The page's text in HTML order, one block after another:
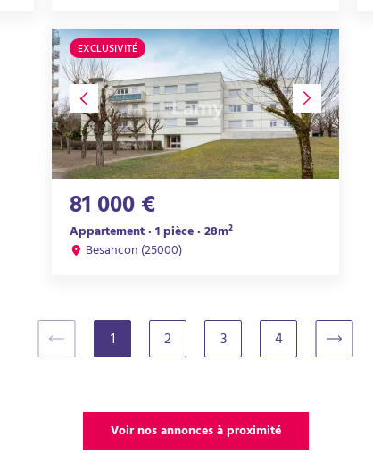
EXCLUSIVITÉ
81 000 €
Appartement · 1 pièce · 28m²
Besancon (25000)
1(current)2 3 4
Voir nos annonces à proximité